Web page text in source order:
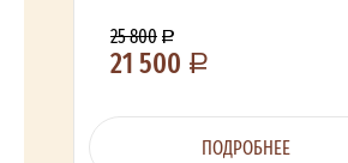
25 800
21 500
ПОДРОБНЕЕ